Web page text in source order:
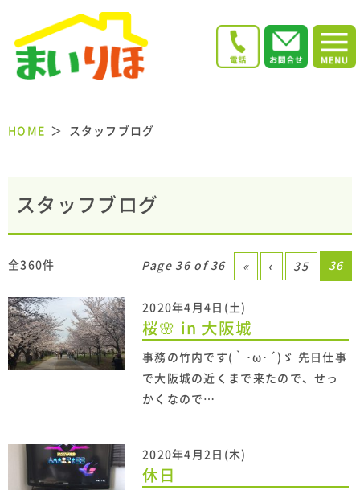
HOME スタッフブログ
スタッフブログ
全360件 Page 36 of 36 « ‹ 35 36
2020年4月4日(土)
桜🌸 in 大阪城
事務の竹内です(｀･ω･´)ゞ 先日仕事
で大阪城の近くまで来たので、せっ
かくなので…
2020年4月2日(木)
休日